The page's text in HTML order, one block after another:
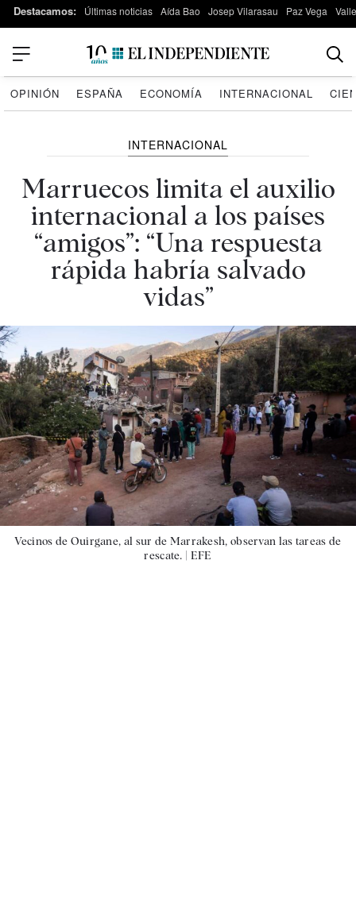
Destacamos: Últimas noticias Aída Bao Josep Vilarasau Paz Vega
OPINIÓN ESPAÑA ECONOMÍA INTERNACIONAL
INTERNACIONAL
Marruecos limita el auxilio
internacional a los países
“amigos”: “Una respuesta
rápida habría salvado
vidas”
Vecinos de Ouirgane, al sur de Marrakesh, observan las tareas de
rescate. | EFE